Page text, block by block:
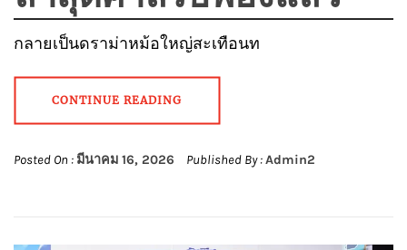
กลายเป็นดราม่าหม้อใหญ่สะเทือนท
CONTINUE READING
Posted On : มีนาคม 16, 2026 Published By :Admin2